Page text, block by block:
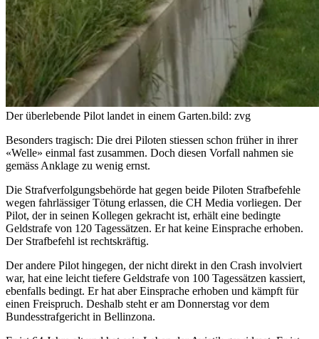
Der überlebende Pilot landet in einem Garten.bild: zvg
Besonders tragisch: Die drei Piloten stiessen schon früher in ihrer
«Welle» einmal fast zusammen. Doch diesen Vorfall nahmen sie
gemäss Anklage zu wenig ernst.
Die Strafverfolgungsbehörde hat gegen beide Piloten Strafbefehle
wegen fahrlässiger Tötung erlassen, die CH Media vorliegen. Der
Pilot, der in seinen Kollegen gekracht ist, erhält eine bedingte
Geldstrafe von 120 Tagessätzen. Er hat keine Einsprache erhoben.
Der Strafbefehl ist rechtskräftig.
Der andere Pilot hingegen, der nicht direkt in den Crash involviert
war, hat eine leicht tiefere Geldstrafe von 100 Tagessätzen kassiert,
ebenfalls bedingt. Er hat aber Einsprache erhoben und kämpft für
einen Freispruch. Deshalb steht er am Donnerstag vor dem
Bundesstrafgericht in Bellinzona.